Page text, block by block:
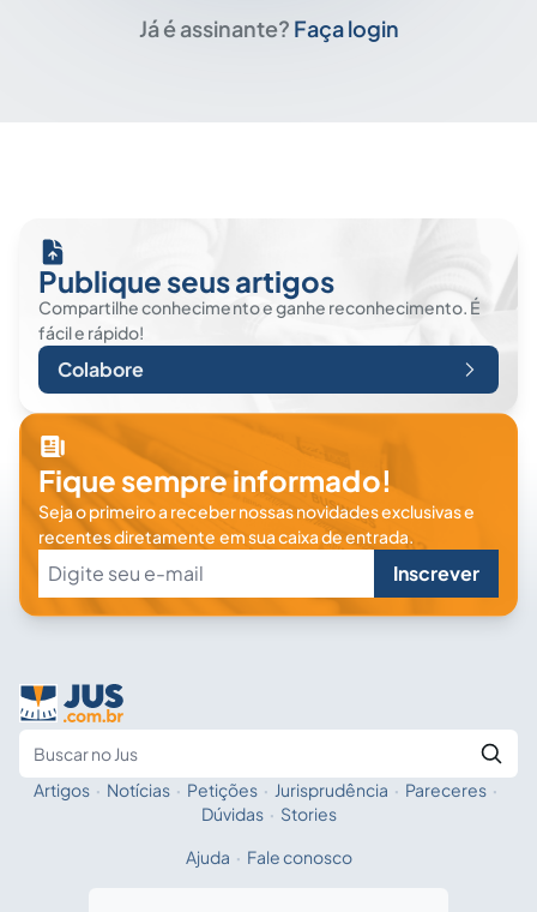
Já é assinante? Faça login
Publique seus artigos
Compartilhe conhecimento e ganhe reconhecimento. É
fácil e rápido!
Colabore
Fique sempre informado!
Seja o primeiro a receber nossas novidades exclusivas e
recentes diretamente em sua caixa de entrada.
Inscrever
Fale com a IA
Artigos · Notícias · Petições · Jurisprudência · Pareceres ·
Dúvidas · Stories
Ajuda · Fale conosco